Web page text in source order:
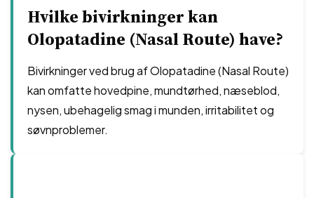
Hvilke bivirkninger kan
Olopatadine (Nasal Route) have?
Bivirkninger ved brug af Olopatadine (Nasal Route)
kan omfatte hovedpine, mundtørhed, næseblod,
nysen, ubehagelig smag i munden, irritabilitet og
søvnproblemer.